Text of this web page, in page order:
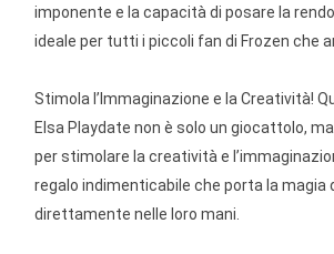
imponente e la capacità di posare la
ideale per tutti i piccoli fan di Frozen che
Stimola l’Immaginazione e la Creatività!
Elsa Playdate non è solo un giocattolo,
per stimolare la creatività e
regalo indimenticabile che porta la magia
direttamente nelle loro mani.